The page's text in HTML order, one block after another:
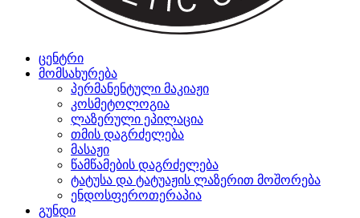
ცენტრი
მომსახურება
პერმანენტული მაკიაჟი
კოსმეტოლოგია
ლაზერული ეპილაცია
თმის დაგრძელება
მასაჟი
წამწამების დაგრძელება
ტატუსა და ტატუაჟის ლაზერით მოშორება
ენდოსფეროთერაპია
გუნდი